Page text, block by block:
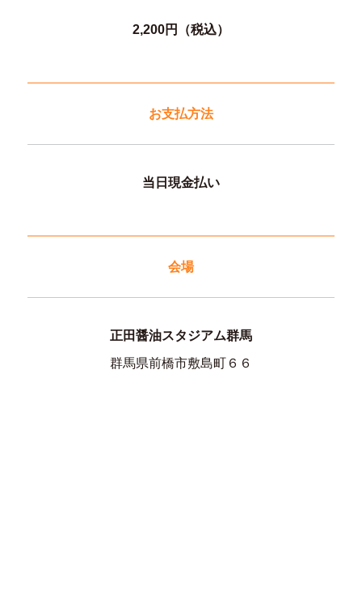
2,200円（税込）
お支払方法
当日現金払い
会場
正田醤油スタジアム群馬
群馬県前橋市敷島町６６